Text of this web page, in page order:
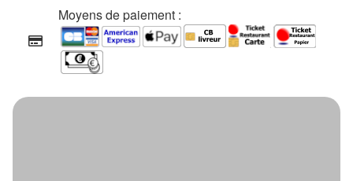
Moyens de paiement :